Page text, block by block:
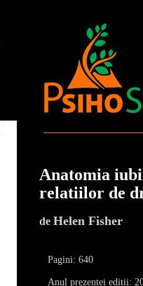
Anatomia
relatiilor de
de Helen Fisher
Pagini: 640
Anul prezentei editii: